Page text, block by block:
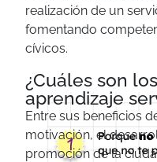
realización de un
fomentando
cívicos.
¿Cuáles son
aprendizaje
Entre sus beneficios
motivación, el
promoción de la